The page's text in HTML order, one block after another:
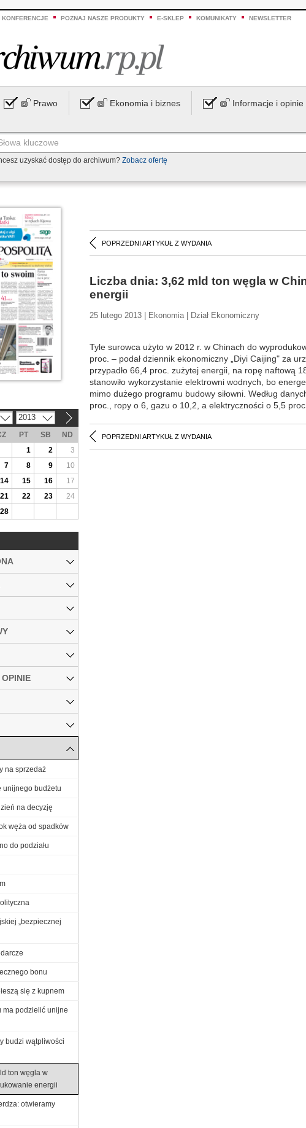
POZNAJ NASZE PRODUKTY E-SKLEP KOMUNIKATY NEWSLETTER
Prawo Ekonomia i biznes Informacje i opinie
uzyskać dostęp do archiwum? Zobacz ofertę
POPRZEDNI ARTYKUŁ Z WYDANIA
Liczba dnia: 3,62 mld ton węgla w
energii
25 lutego 2013 | Ekonomia | Dział Ekonomiczny
Tyle surowca użyto w 2012 r. w Chinach do
proc. – podał dziennik ekonomiczny „Diyi Caijing" za
przypadło 66,4 proc. zużytej energii, na ropę naftową
stanowiło wykorzystanie elektrowni wodnych, bo
mimo dużego programu budowy siłowni. Według
proc., ropy o 6, gazu o 10,2, a elektryczności o 5,5 proc.
POPRZEDNI ARTYKUŁ Z WYDANIA
2013
PT SB
ND
1
2
3
7 8 9
10
14 15 16
17
21 22 23
24
28
na sprzedaż
unijnego budżetu
na decyzję
węża od spadków
do podziału
„bezpiecznej
bonu
się z kupnem
ma podzielić unijne
budzi wątpliwości
ton węgla w
energii
otwieramy